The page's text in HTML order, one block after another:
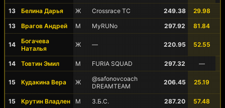
13 Белина Дарья Ж Crossrace TC 249.38 29.98
13
Врагов Андрей М MyRUNo 297.92 81.84
14
Богачева
Наталья
Ж — 220.95 52.55
14 Товтин Эмил М FURIA SQUAD 297.32 —
15 Кудакина Вера Ж
@safonovcoach
DREAMTEAM
206.45 25.19
15 Крутин Владлен М З.Б.С. 287.20 57.48